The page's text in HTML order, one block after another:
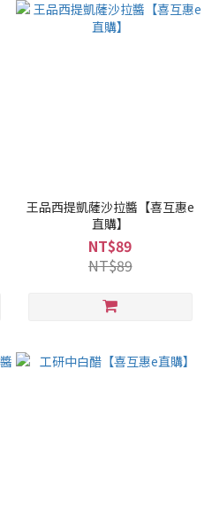
王品西提凱薩沙拉醬【喜互惠e
直購】
NT$89
NT$89